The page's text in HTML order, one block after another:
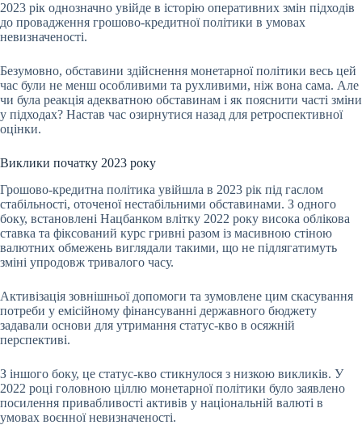
2023 рік однозначно увійде в історію оперативних змін підходів
до провадження грошово-кредитної політики в умовах
невизначеності.
Безумовно, обставини здійснення монетарної політики весь цей
час були не менш особливими та рухливими, ніж вона сама. Але
чи була реакція адекватною обставинам і як пояснити часті зміни
у підходах? Настав час озирнутися назад для ретроспективної
оцінки.
Виклики початку 2023 року
Грошово-кредитна політика увійшла в 2023 рік під гаслом
стабільності, оточеної нестабільними обставинами. З одного
боку, встановлені Нацбанком влітку 2022 року висока облікова
ставка та фіксований курс гривні разом із масивною стіною
валютних обмежень виглядали такими, що не підлягатимуть
зміні упродовж тривалого часу.
Активізація зовнішньої допомоги та зумовлене цим скасування
потреби у емісійному фінансуванні державного бюджету
задавали основи для утримання статус-кво в осяжній
перспективі.
З іншого боку, це статус-кво стикнулося з низкою викликів. У
2022 році головною ціллю монетарної політики було заявлено
посилення привабливості активів у національній валюті в
умовах воєнної невизначеності.